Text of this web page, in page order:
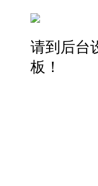
请到后台
板！